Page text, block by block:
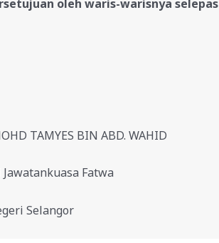
oleh waris-warisnya selepas
TAMYES BIN ABD. WAHID
Fatwa
Selangor